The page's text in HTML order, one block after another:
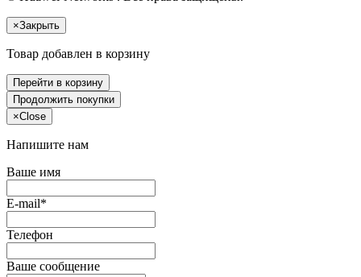
×Закрыть
Товар добавлен в корзину
Перейти в корзину
Продолжить покупки
×Close
Напишите нам
Ваше имя
E-mail*
Телефон
Ваше сообщение